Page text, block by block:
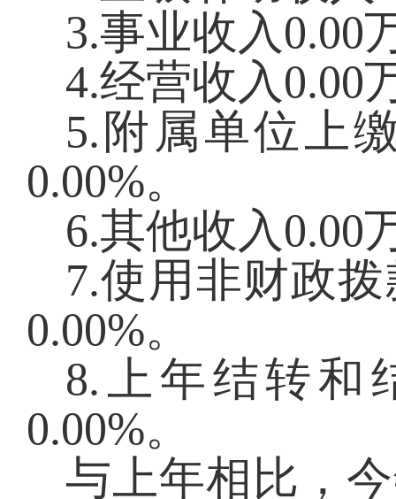
3.事业收入0.00
4.经营收入0.00
5.附属单位上
0.00%。
6.其他收入0.00
7.使用非财政
0.00%。
8.上年结转和
0.00%。
与上年相比，